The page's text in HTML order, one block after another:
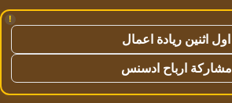
!
اول اثنين ريادة اعمال
مشاركة ارباح ادسنس